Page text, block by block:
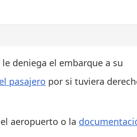
deniega el embarque a su
pasajero por si tuviera
aeropuerto o la